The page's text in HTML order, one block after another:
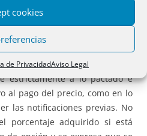
cookies
de PrivacidadAviso Legal
el título de propiedad.
DE OPCIÓN DE COMPRA.
NOTIFICACIONES PREVIAS Y
unilateral de la opción de
estrictamente a lo pactado e
al pago del precio, como en lo
las notificaciones previas. No
porcentaje adquirido si está